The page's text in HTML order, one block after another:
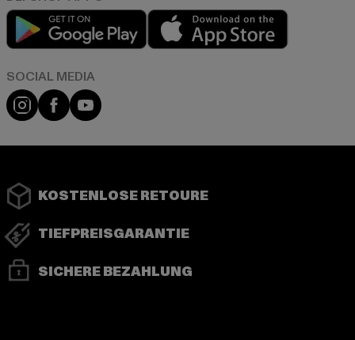
Play market
Instagram
FacebookYouTube
KOSTENLOSE RETOURE
TIEFPREISGARANTIE
SICHERE BEZAHLUNG